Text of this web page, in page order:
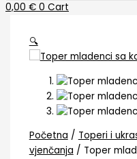
0,00 € 0 Cart
🔍
Početna / Toperi i
vjenčanja / Toper